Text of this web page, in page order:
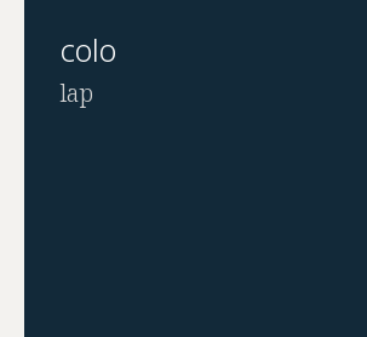
colo
lap